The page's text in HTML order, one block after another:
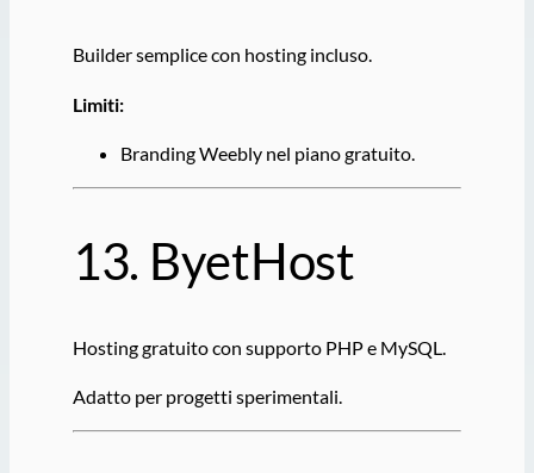
Builder semplice con hosting incluso.
Limiti:
Branding Weebly nel piano gratuito.
13. ByetHost
Hosting gratuito con supporto PHP e MySQL.
Adatto per progetti sperimentali.